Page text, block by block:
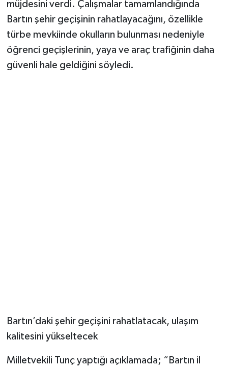
müjdesini verdi. Çalışmalar tamamlandığında
Bartın şehir geçişinin rahatlayacağını, özellikle
türbe mevkiinde okulların bulunması nedeniyle
öğrenci geçişlerinin, yaya ve araç trafiğinin daha
güvenli hale geldiğini söyledi.
Bartın’daki şehir geçişini rahatlatacak, ulaşım
kalitesini yükseltecek
Milletvekili Tunç yaptığı açıklamada; “Bartın il